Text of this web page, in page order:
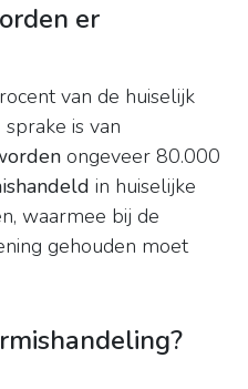
er
van de huiselijk
is van
ongeveer 80.000
in huiselijke
waarmee bij de
gehouden moet